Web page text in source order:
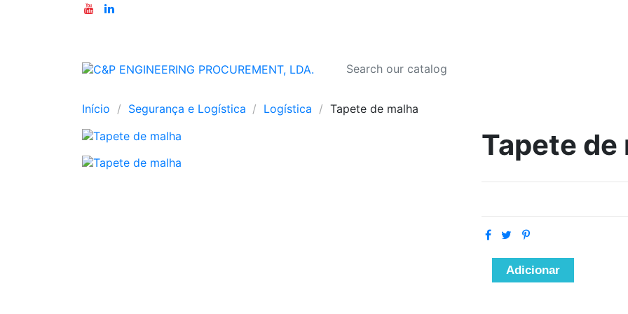
Início Segurança e Logística Logística Tapete de malha
Tapete de
Adicionar